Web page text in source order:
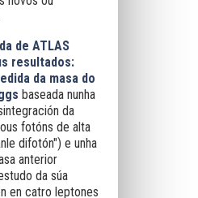
de ATLAS
resultados:
da masa do
baseada nunha
da
fotóns de alta
difotón") e unha
anterior
da súa
en catro leptones